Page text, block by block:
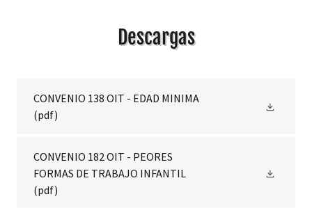
Descargas
CONVENIO 138 OIT - EDAD MINIMA
(pdf)
CONVENIO 182 OIT - PEORES
FORMAS DE TRABAJO INFANTIL
(pdf)